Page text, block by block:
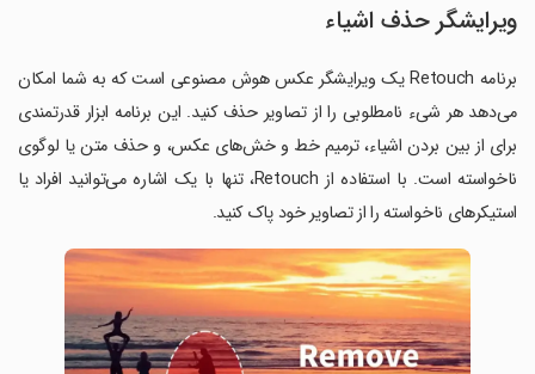
ویرایشگر حذف اشیاء
برنامه Retouch یک ویرایشگر عکس هوش مصنوعی است که به شما امکان
می‌دهد هر شیء نامطلوبی را از تصاویر حذف کنید. این برنامه ابزار قدرتمندی
برای از بین بردن اشیاء، ترمیم خط و خش‌های عکس، و حذف متن یا لوگوی
ناخواسته است. با استفاده از Retouch، تنها با یک اشاره می‌توانید افراد یا
استیکرهای ناخواسته را از تصاویر خود پاک کنید.